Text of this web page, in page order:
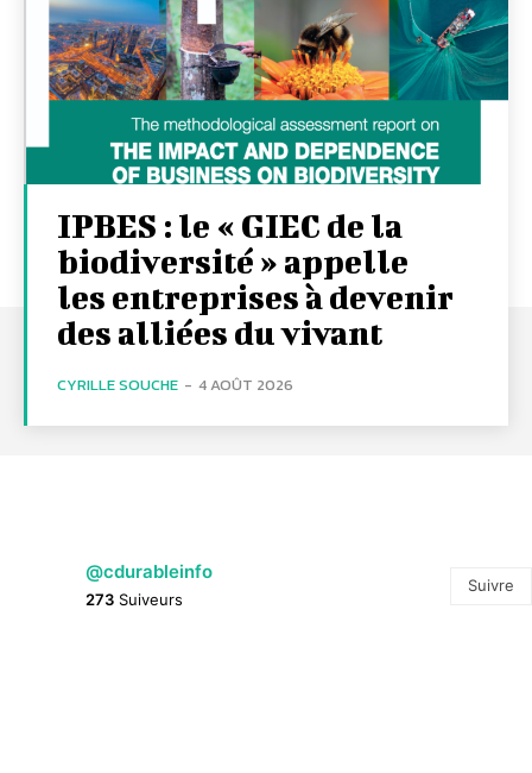
IPBES : le « GIEC de la
biodiversité » appelle
les entreprises à devenir
des alliées du vivant
CYRILLE SOUCHE - 4 AOÛT 2026
@cdurableinfo
273 Suiveurs
Suivre